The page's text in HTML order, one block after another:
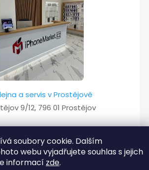
soubory cookie. Dalším
webu vyjadřujete souhlas s jejich
informací zde.
a servis v Prostějově
9/12, 796 01 Prostějov